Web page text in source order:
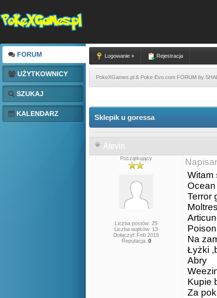
FORUM
UŻYTKOWNICY
SZUKAJ
KALENDARZ
Logowanie » Rejestracja
PokeXGames.pl & Poke-Evo.com FORUM by
Sklepik u goressa
Atevin
Początkujący
Liczba postów: 25
Liczba wątków: 13
Dołączył: Feb 2019
Reputacja: 0
Witam
Terror
Na
Łyżki
Abry
Kupie
Za